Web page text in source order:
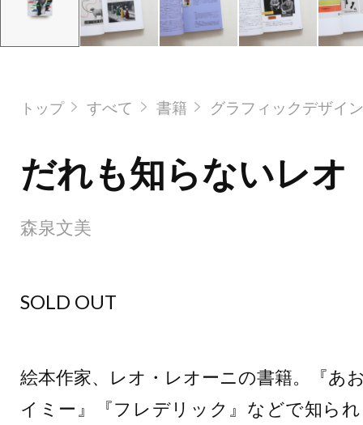
トップ すべて 書籍 グラフィックデザイン
だれも知らないレオ
森泉文美
SOLD OUT
絵本作家、レオ・レオーニの書籍。『あ
イミー』『フレデリック』などで知ら